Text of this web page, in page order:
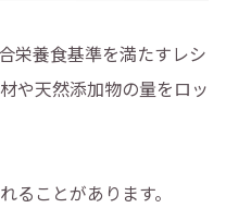
栄養食基準を満たすレシ
や天然添加物の量をロッ
ることがあります。